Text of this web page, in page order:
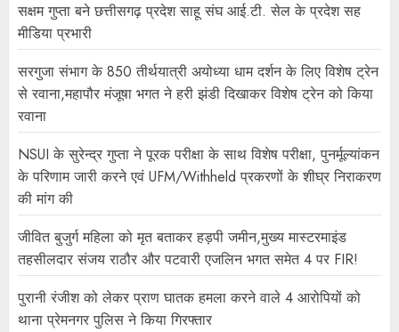
सक्षम गुप्ता बने छत्तीसगढ़ प्रदेश साहू संघ आई.टी. सेल के प्रदेश सह
मीडिया प्रभारी
सरगुजा संभाग के 850 तीर्थयात्री अयोध्या धाम दर्शन के लिए विशेष ट्रेन
से रवाना,महापौर मंजूषा भगत ने हरी झंडी दिखाकर विशेष ट्रेन को किया
रवाना
NSUI के सुरेन्द्र गुप्ता ने पूरक परीक्षा के साथ विशेष परीक्षा, पुनर्मूल्यांकन
के परिणाम जारी करने एवं UFM/Withheld प्रकरणों के शीघ्र निराकरण
की मांग की
जीवित बुजुर्ग महिला को मृत बताकर हड़पी जमीन,मुख्य मास्टरमाइंड
तहसीलदार संजय राठौर और पटवारी एजलिन भगत समेत 4 पर FIR!
पुरानी रंजीश को लेकर प्राण घातक हमला करने वाले 4 आरोपियों को
थाना प्रेमनगर पुलिस ने किया गिरफ्तार